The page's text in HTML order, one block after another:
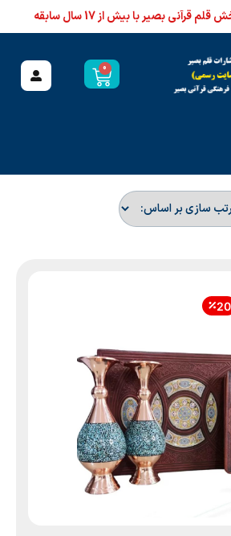
قرآنی بصیر با بیش از 17 سال سابقه
0
20